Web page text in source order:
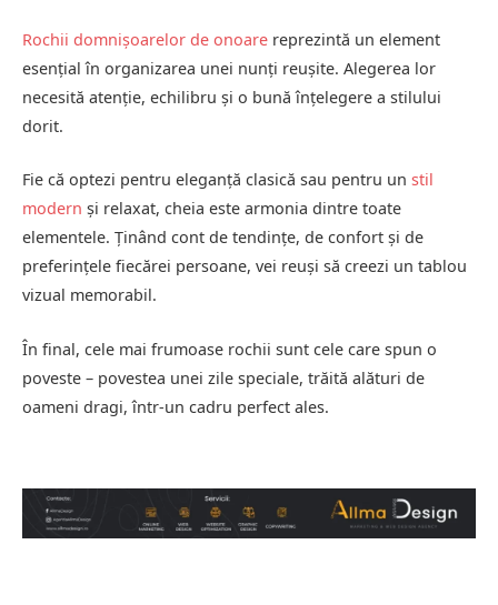
Rochii domnișoarelor de onoare reprezintă un element
esențial în organizarea unei nunți reușite. Alegerea lor
necesită atenție, echilibru și o bună înțelegere a stilului
dorit.
Fie că optezi pentru eleganță clasică sau pentru un stil
modern și relaxat, cheia este armonia dintre toate
elementele. Ținând cont de tendințe, de confort și de
preferințele fiecărei persoane, vei reuși să creezi un tablou
vizual memorabil.
În final, cele mai frumoase rochii sunt cele care spun o
poveste – povestea unei zile speciale, trăită alături de
oameni dragi, într-un cadru perfect ales.